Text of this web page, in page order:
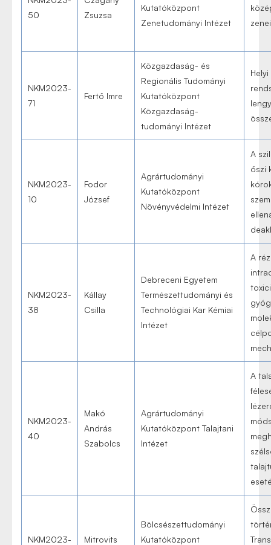
50
Zsuzsa
Kutatóközpont
Zenetudományi Intézet
NKM2023-
71
Fertő Imre
Közgazdaság- és
Regionális Tudományi
Kutatóközpont
Közgazdaság-
tudományi Intézet
NKM2023-
10
Fodor
József
Agrártudományi
Kutatóközpont
Növényvédelmi Intézet
A
őszi
NKM2023-
38
Kállay
Csilla
Debreceni Egyetem
Természettudományi és
Technológiai Kar Kémiai
Intézet
A
NKM2023-
40
Makó
András
Szabolcs
Agrártudományi
Kutatóközpont Talajtani
Intézet
A
NKM2023-
Mitrovits
Bölcsészettudományi
Kutatóközpont